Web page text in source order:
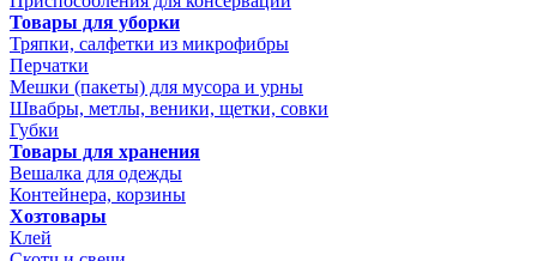
Товары для уборки
Тряпки, салфетки из микрофибры
Перчатки
Мешки (пакеты) для мусора и урны
Швабры, метлы, веники, щетки, совки
Губки
Товары для хранения
Вешалка для одежды
Контейнера, корзины
Хозтовары
Клей